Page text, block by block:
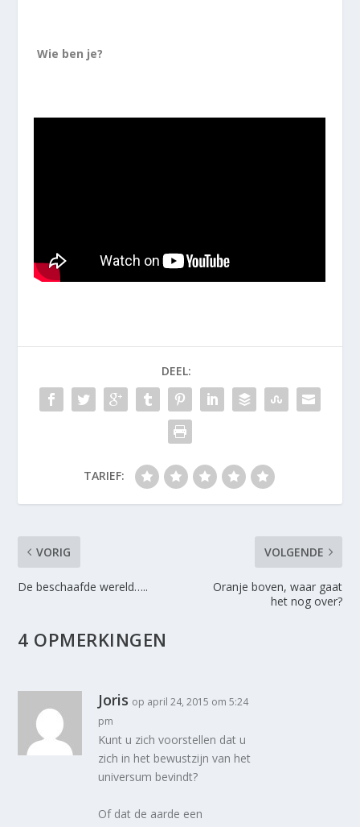
Wie ben je?
DEEL:
TARIEF:
VORIG
De beschaafde wereld…..
VOLGENDE
Oranje boven, waar gaat
het nog over?
4 OPMERKINGEN
Joris op april 24, 2015 om 5:24
pm
Kunt u zich voorstellen dat u
zich in het bewustzijn van het
universum bevindt?
Of dat de aarde een